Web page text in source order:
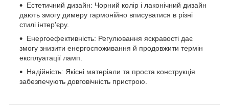
Естетичний дизайн: Чорний колір і лаконічний дизайн
дають змогу димеру гармонійно вписуватися в різні
стилі інтер'єру.
Енергоефективність: Регулювання яскравості дає
змогу знизити енергоспоживання й продовжити термін
експлуатації ламп.
Надійність: Якісні матеріали та проста конструкція
забезпечують довговічність пристрою.